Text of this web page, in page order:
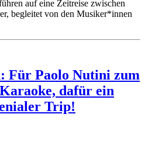
auf eine Zeitreise zwischen
begleitet von den Musiker*innen
Für Paolo Nutini zum
dafür ein
Trip!